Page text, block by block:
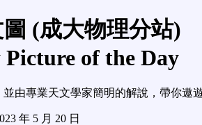
(成大物理分站)
of the Day
由專業天文學家簡明的解說，帶你遨
年 5 月 20 日